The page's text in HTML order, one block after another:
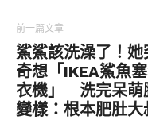
前一篇文章
鯊鯊該洗澡了！她
奇想「IKEA鯊魚
衣機」 洗完呆萌
變樣：根本肥肚大